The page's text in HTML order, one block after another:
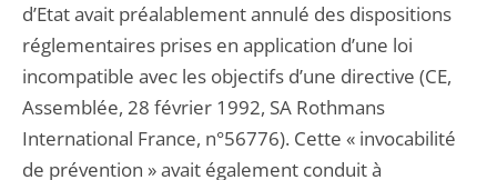
d’Etat avait préalablement annulé des dispositions
réglementaires prises en application d’une loi
incompatible avec les objectifs d’une directive (CE,
Assemblée, 28 février 1992, SA Rothmans
International France, n°56776). Cette « invocabilité
de prévention » avait également conduit à